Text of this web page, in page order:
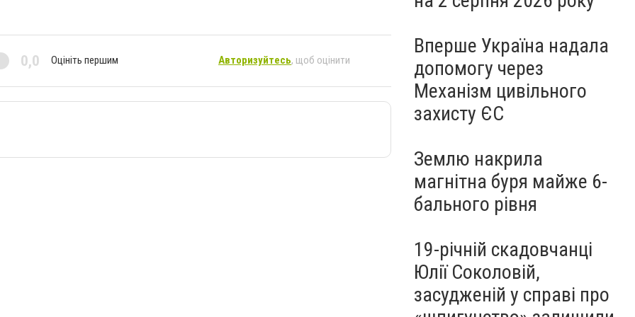
0,0 Оцініть першим Авторизуйтесь, щоб оцінити
Вперше Україна надала
допомогу через
Механізм цивільного
захисту ЄС
Землю накрила
магнітна буря майже 6-
бального рівня
19-річній скадовчанці
Юлії Соколовій,
засудженій у справі про